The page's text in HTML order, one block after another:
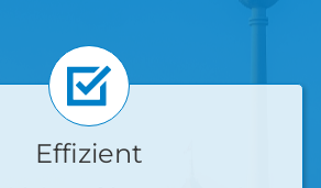
Effizient